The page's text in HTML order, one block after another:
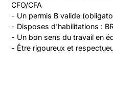
CFO/CFA
- Un permis B valide
- Disposes d'habilitations :
- Un bon sens du travail en